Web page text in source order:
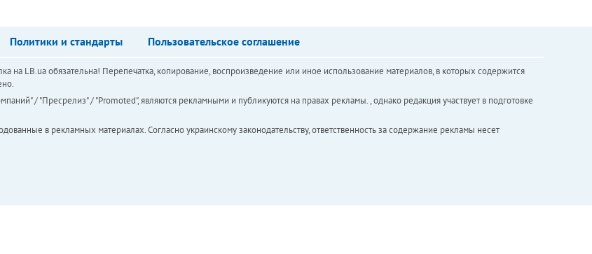
Политики и стандарты Пользовательское соглашение
на LB.ua обязательна! Перепечатка, копирование, воспроизведение или иное использование материалов, в которых содержится
/ "Пресрелиз" / "Promoted", являются рекламными и публикуются на правах рекламы. , однако редакция участвует в подготовке
в рекламных материалах. Согласно украинскому законодательству, ответственность за содержание рекламы несет